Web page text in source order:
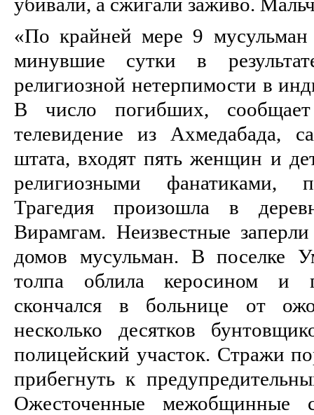
«По крайней мере 9
минувшие сутки в
религиозной нетерпимости в
В число погибших, сообщает
телевидение из Ахмедабада,
штата, входят пять женщин и
религиозными фанатиками,
Трагедия произошла в
Вирамгам. Неизвестные
домов мусульман. В поселке
толпа облила керосином и
скончался в больнице от
несколько десятков
полицейский участок. Стражи
прибегнуть к
Ожесточенные межобщинные